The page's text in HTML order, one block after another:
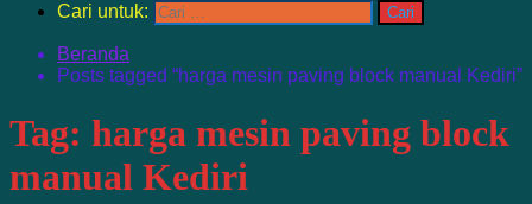
Cari untuk:
Beranda
Posts tagged “harga mesin paving block manual Kediri”
Tag: harga mesin paving block
manual Kediri